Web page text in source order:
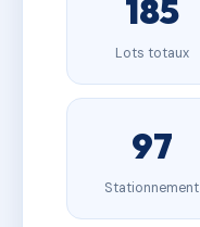
185
Lots totaux
97
Stationnement